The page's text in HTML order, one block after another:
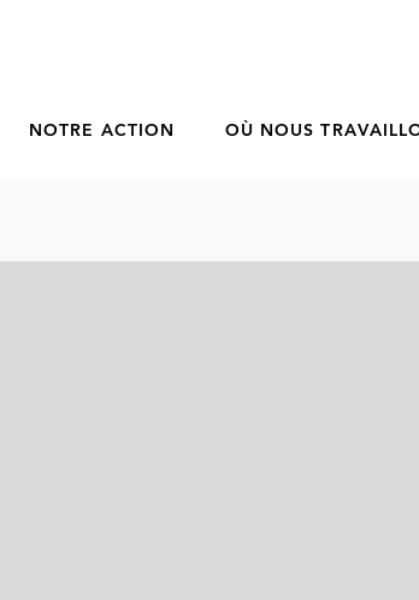
NOTRE ACTION OÙ NOUS